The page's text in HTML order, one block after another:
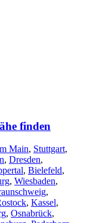
finden
Main, Stuttgart,
, Dresden,
, Bielefeld,
, Wiesbaden,
,
, Kassel,
, Osnabrück,